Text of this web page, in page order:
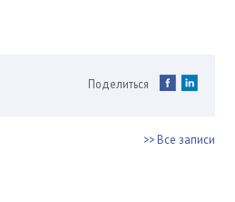
Поделиться
>> Все записи